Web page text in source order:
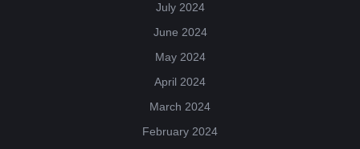
July 2024
June 2024
May 2024
April 2024
March 2024
February 2024